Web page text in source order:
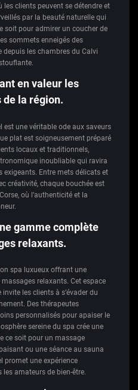
clients peuvent se détendre et
par la beauté naturelle qui
soit pour admirer un coucher de
sommets enneigés des
les chambres du Calvi
en valeur les
la région.
est une véritable ode aux saveurs
plat est soigneusement préparé
locaux et traditionnels,
inoubliable qui ravira
exigeants. Entre mets délicats et
créativité, chaque bouchée est
où l’authenticité et la
gamme complète
relaxants.
spa luxueux offrant une
relaxants. Cet espace
les clients à s’évader du
Des thérapeutes
personnalisés pour apaiser le
sereine du spa crée une
ce soit pour un massage
ou une séance au sauna
promet une expérience
amateurs de bien-être.